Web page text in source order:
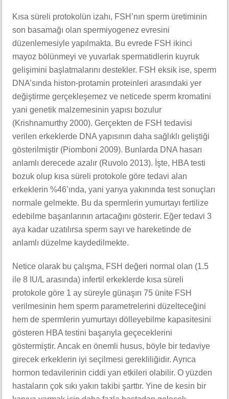
Kısa süreli protokolün izahı, FSH’nın sperm üretiminin
son basamağı olan spermiyogenez evresini
düzenlemesiyle yapılmakta. Bu evrede FSH ikinci
mayoz bölünmeyi ve yuvarlak spermatidlerin kuyruk
gelişimini başlatmalarını destekler. FSH eksik ise, sperm
DNA’sında histon-protamin proteinleri arasındaki yer
değiştirme gerçekleşemez ve neticede sperm kromatini
yani genetik malzemesinin yapısı bozulur
(Krishnamurthy 2000). Gerçekten de FSH tedavisi
verilen erkeklerde DNA yapısının daha sağlıklı geliştiği
gösterilmiştir (Piomboni 2009). Bunlarda DNA hasarı
anlamlı derecede azalır (Ruvolo 2013). İşte, HBA testi
bozuk olup kısa süreli protokole göre tedavi alan
erkeklerin %46’ında, yani yarıya yakınında test sonuçları
normale gelmekte. Bu da spermlerin yumurtayı fertilize
edebilme başarılarının artacağını gösterir. Eğer tedavi 3
aya kadar uzatılırsa sperm sayı ve hareketinde de
anlamlı düzelme kaydedilmekte.
Netice olarak bu çalışma, FSH değeri normal olan (1.5
ile 8 IU/L arasında) infertil erkeklerde kısa süreli
protokole göre 1 ay süreyle günaşırı 75 ünite FSH
verilmesinin hem sperm parametrelerini düzelteceğini
hem de spermlerin yumurtayı dölleyebilme kapasitesini
gösteren HBA testini başarıyla geçeceklerini
göstermiştir. Ancak en önemli husus, böyle bir tedaviye
girecek erkeklerin iyi seçilmesi gerekliliğidir. Ayrıca
hormon tedavilerinin ciddi yan etkileri olabilir. O yüzden
hastaların çok sıkı yakın takibi şarttır. Yine de kesin bir